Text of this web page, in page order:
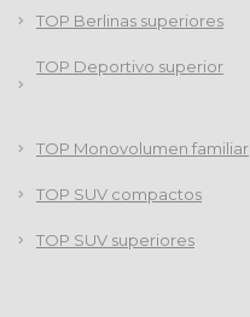
TOP Berlinas superiores
TOP Deportivo superior
TOP Monovolumen familiar
TOP SUV compactos
TOP SUV superiores